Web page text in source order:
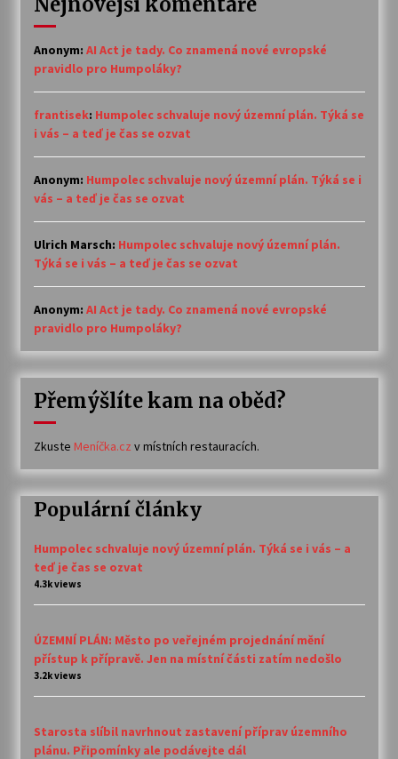
Anonym: AI Act je tady. Co znamená nové evropské
pravidlo pro Humpoláky?
frantisek: Humpolec schvaluje nový územní plán. Týká se
i vás – a teď je čas se ozvat
Anonym: Humpolec schvaluje nový územní plán. Týká se i
vás – a teď je čas se ozvat
Ulrich Marsch: Humpolec schvaluje nový územní plán.
Týká se i vás – a teď je čas se ozvat
Anonym: AI Act je tady. Co znamená nové evropské
pravidlo pro Humpoláky?
Přemýšlíte kam na oběd?
Zkuste Meníčka.cz v místních restauracích.
Populární články
Humpolec schvaluje nový územní plán. Týká se i vás – a
teď je čas se ozvat
4.3k views
ÚZEMNÍ PLÁN: Město po veřejném projednání mění
přístup k přípravě. Jen na místní části zatím nedošlo
3.2k views
Starosta slíbil navrhnout zastavení příprav územního
plánu. Připomínky ale podávejte dál